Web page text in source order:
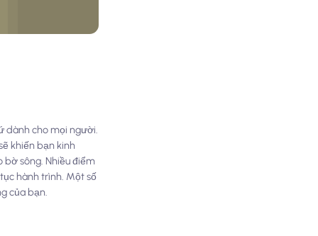
dành cho mọi người.
khiến bạn kinh
bờ sông. Nhiều điểm
hành trình. Một số
của bạn.